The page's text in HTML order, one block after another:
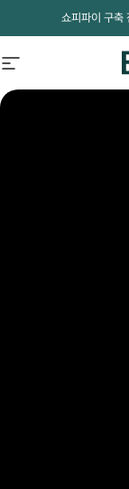
Skip to content
쇼피파이 구축
Site navigation